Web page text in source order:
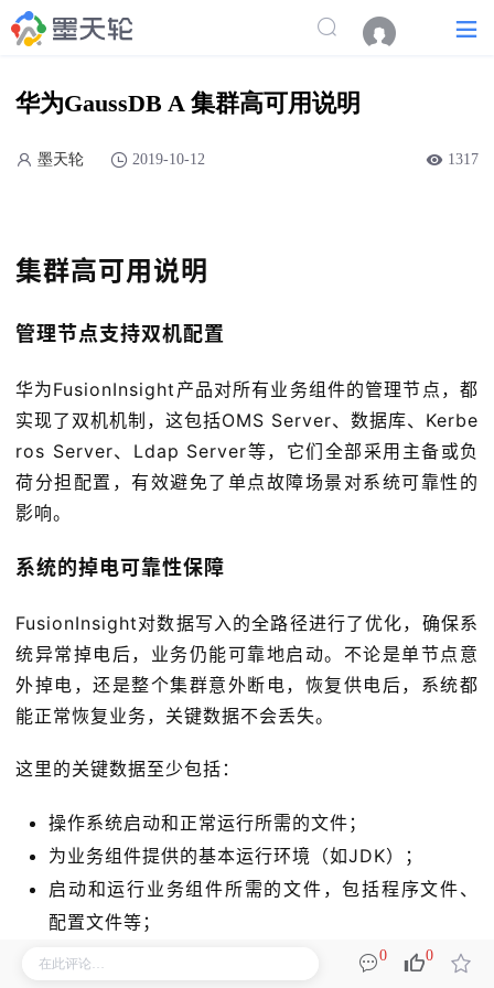
华为GaussDB A 集群高可用说明
墨天轮 2019-10-12 1317
集群高可用说明
管理节点支持双机配置
华为FusionInsight产品对所有业务组件的管理节点，都
实现了双机机制，这包括OMS Server、数据库、Kerbe
ros Server、Ldap Server等，它们全部采用主备或负
荷分担配置，有效避免了单点故障场景对系统可靠性的
影响。
系统的掉电可靠性保障
FusionInsight对数据写入的全路径进行了优化，确保系
统异常掉电后，业务仍能可靠地启动。不论是单节点意
外掉电，还是整个集群意外断电，恢复供电后，系统都
能正常恢复业务，关键数据不会丢失。
这里的关键数据至少包括：
操作系统启动和正常运行所需的文件；
为业务组件提供的基本运行环境（如JDK）；
启动和运行业务组件所需的文件，包括程序文件、
配置文件等；
由用户输入的、长期生效的配置信息，如用户账户
0 0